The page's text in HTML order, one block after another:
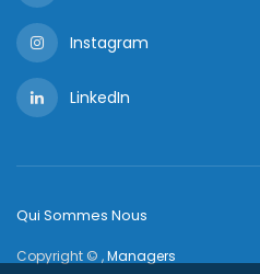
Instagram
LinkedIn
Qui Sommes Nous
Copyright © ,Managers